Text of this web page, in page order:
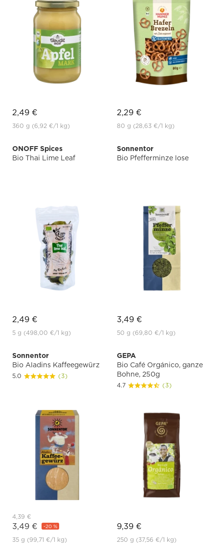
2,49 €
360 g (6,92 €/1 kg)
2,29 €
80 g (28,63 €/1 kg)
ONOFF Spices
Bio Thai Lime Leaf
2,49 €
5 g (498,00 €/1 kg)
Sonnentor
Bio Pfefferminze lose
3,49 €
50 g (69,80 €/1 kg)
Sonnentor
Bio Aladins Kaffeegewürz
5.0 (3)
4,39 €
3,49 € -20 %
35 g (99,71 €/1 kg)
GEPA
Bio Café Orgánico, ganze
Bohne, 250g
4.7 (3)
9,39 €
250 g (37,56 €/1 kg)